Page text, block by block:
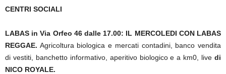
CENTRI SOCIALI
LABAS in Via Orfeo 46 dalle 17.00: IL MERCOLEDI CON LABAS
REGGAE. Agricoltura biologica e mercati contadini, banco vendita
di vestiti, banchetto informativo, aperitivo biologico e a km0, live di
NICO ROYALE.